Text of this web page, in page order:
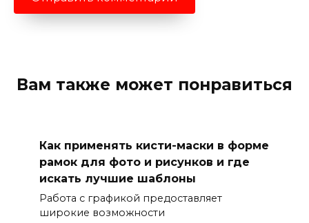
Вам также может понравиться
Как применять кисти-маски в форме
рамок для фото и рисунков и где
искать лучшие шаблоны
Работа с графикой предоставляет
широкие возможности